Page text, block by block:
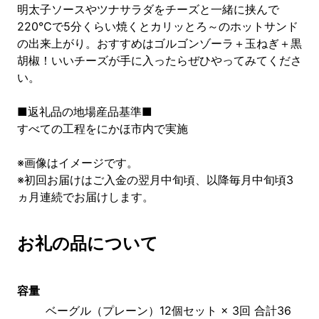
明太子ソースやツナサラダをチーズと一緒に挟んで
220℃で5分くらい焼くとカリッとろ～のホットサンド
の出来上がり。おすすめはゴルゴンゾーラ＋玉ねぎ＋黒
胡椒！いいチーズが手に入ったらぜひやってみてくださ
い。
■返礼品の地場産品基準■
すべての工程をにかほ市内で実施
※画像はイメージです。
※初回お届けはご入金の翌月中旬頃、以降毎月中旬頃3
ヵ月連続でお届けします。
お礼の品について
容量
ベーグル（プレーン）12個セット × 3回 合計36